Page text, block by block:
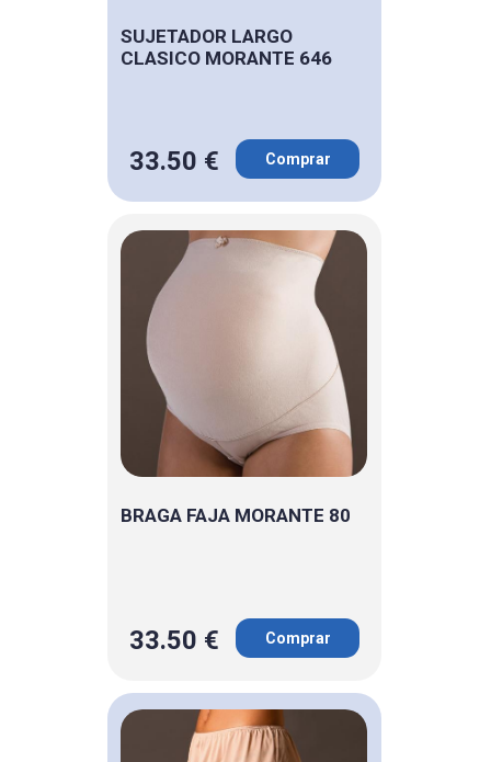
SUJETADOR LARGO
CLASICO MORANTE 646
33.50 € Comprar
BRAGA FAJA MORANTE 80
33.50 € Comprar